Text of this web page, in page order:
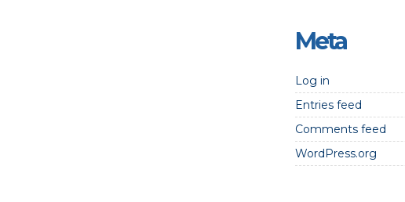
Meta
Log in
Entries feed
Comments feed
WordPress.org